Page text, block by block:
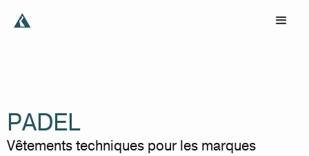
PADEL
Vêtements techniques pour les marques